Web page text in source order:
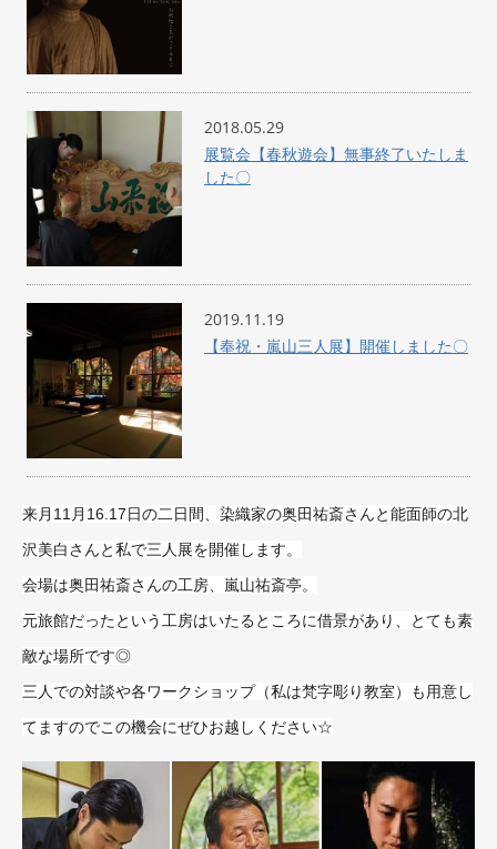
2018.05.29
展覧会【春秋遊会】無事終了いたしま
した〇
2019.11.19
【奉祝・嵐山三人展】開催しました〇
来月11月16.17日の二日間、染織家の奥田祐斎さんと能面師の北
沢美白さんと私で三人展を開催します。
会場は奥田祐斎さんの工房、嵐山祐斎亭。
元旅館だったという工房はいたるところに借景があり、とても素
敵な場所です◎
三人での対談や各ワークショップ（私は梵字彫り教室）も用意し
てますのでこの機会にぜひお越しください☆